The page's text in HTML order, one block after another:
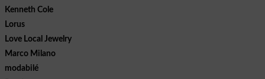
Kenneth Cole
Lorus
Love Local Jewelry
Marco Milano
modabilé